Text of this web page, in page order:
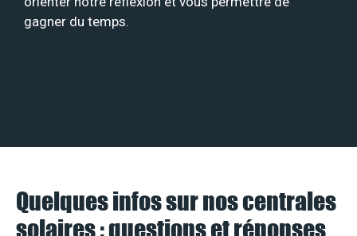
gagner du temps.
Quelques infos sur nos centrales
solaires : questions et réponses